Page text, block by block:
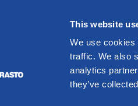
This website
We use cookies
traffic. We also
analytics
they’ve